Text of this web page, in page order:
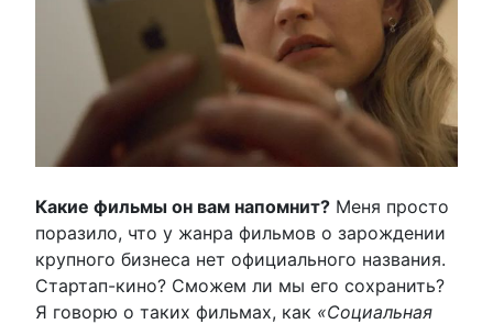
Какие фильмы он вам напомнит? Меня просто
поразило, что у жанра фильмов о зарождении
крупного бизнеса нет официального названия.
Стартап-кино? Сможем ли мы его сохранить?
Я говорю о таких фильмах, как «Социальная